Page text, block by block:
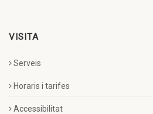
VISITA
Serveis
Horaris i tarifes
Accessibilitat